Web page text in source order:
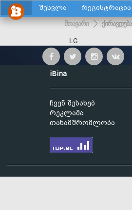
შესვლა რეგისტრაცია
მთავარი
LG
iBina
ჩვენ შესახებ
რეკლამა
თანამშრომლობა